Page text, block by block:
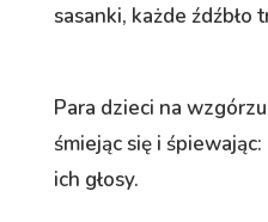
sasanki, każde źdźbło
Para dzieci na
śmiejąc się i
ich głosy.